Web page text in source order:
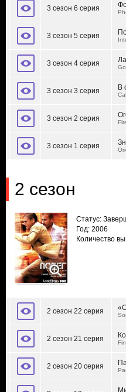
3 сезон 6 серия
3 сезон 5 серия
3 сезон 4 серия
3 сезон 3 серия В
3 сезон 2 серия
3 сезон 1 серия
2 сезон
Статус:
Год: 2006
Количество
2 сезон 22 серия
2 сезон 21 серия
2 сезон 20 серия